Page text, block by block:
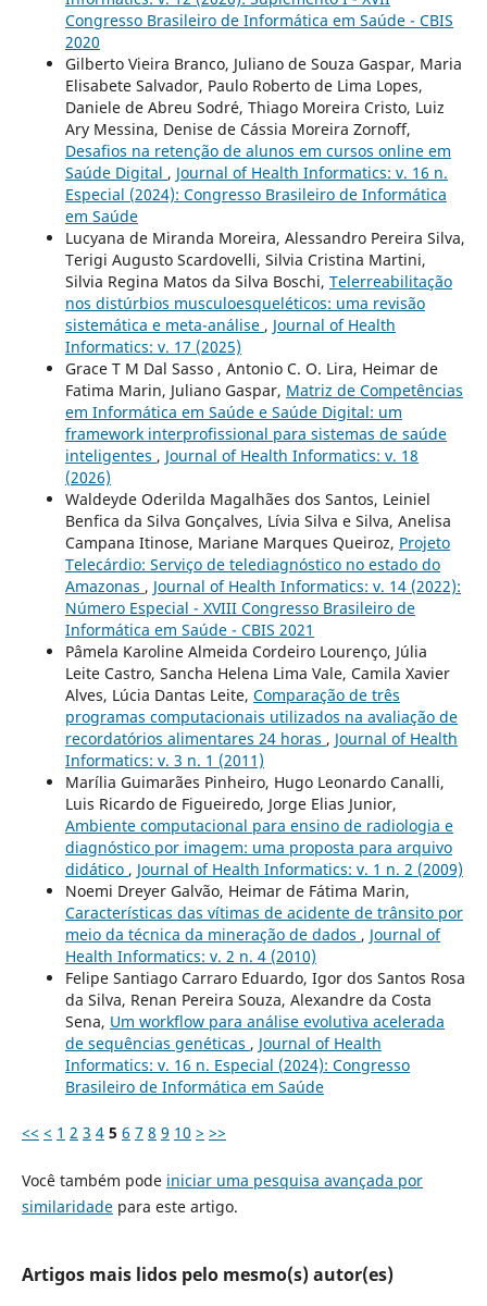
Congresso Brasileiro de Informática em Saúde - CBIS
2020
Gilberto Vieira Branco, Juliano de Souza Gaspar, Maria
Elisabete Salvador, Paulo Roberto de Lima Lopes,
Daniele de Abreu Sodré, Thiago Moreira Cristo, Luiz
Ary Messina, Denise de Cássia Moreira Zornoff,
Desafios na retenção de alunos em cursos online em
Saúde Digital , Journal of Health Informatics: v. 16 n.
Especial (2024): Congresso Brasileiro de Informática
em Saúde
Lucyana de Miranda Moreira, Alessandro Pereira Silva,
Terigi Augusto Scardovelli, Silvia Cristina Martini,
Silvia Regina Matos da Silva Boschi, Telerreabilitação
nos distúrbios musculoesqueléticos: uma revisão
sistemática e meta-análise , Journal of Health
Informatics: v. 17 (2025)
Grace T M Dal Sasso , Antonio C. O. Lira, Heimar de
Fatima Marin, Juliano Gaspar, Matriz de Competências
em Informática em Saúde e Saúde Digital: um
framework interprofissional para sistemas de saúde
inteligentes , Journal of Health Informatics: v. 18
(2026)
Waldeyde Oderilda Magalhães dos Santos, Leiniel
Benfica da Silva Gonçalves, Lívia Silva e Silva, Anelisa
Campana Itinose, Mariane Marques Queiroz, Projeto
Telecárdio: Serviço de telediagnóstico no estado do
Amazonas , Journal of Health Informatics: v. 14 (2022):
Número Especial - XVIII Congresso Brasileiro de
Informática em Saúde - CBIS 2021
Pâmela Karoline Almeida Cordeiro Lourenço, Júlia
Leite Castro, Sancha Helena Lima Vale, Camila Xavier
Alves, Lúcia Dantas Leite, Comparação de três
programas computacionais utilizados na avaliação de
recordatórios alimentares 24 horas , Journal of Health
Informatics: v. 3 n. 1 (2011)
Marília Guimarães Pinheiro, Hugo Leonardo Canalli,
Luis Ricardo de Figueiredo, Jorge Elias Junior,
Ambiente computacional para ensino de radiologia e
diagnóstico por imagem: uma proposta para arquivo
didático , Journal of Health Informatics: v. 1 n. 2 (2009)
Noemi Dreyer Galvão, Heimar de Fátima Marin,
Características das vítimas de acidente de trânsito por
meio da técnica da mineração de dados , Journal of
Health Informatics: v. 2 n. 4 (2010)
Felipe Santiago Carraro Eduardo, Igor dos Santos Rosa
da Silva, Renan Pereira Souza, Alexandre da Costa
Sena, Um workflow para análise evolutiva acelerada
de sequências genéticas , Journal of Health
Informatics: v. 16 n. Especial (2024): Congresso
Brasileiro de Informática em Saúde
<< < 1 2 3 4 5 6 7 8 9 10 > >>
Você também pode iniciar uma pesquisa avançada por
similaridadepara este artigo.
Artigos mais lidos pelo mesmo(s) autor(es)